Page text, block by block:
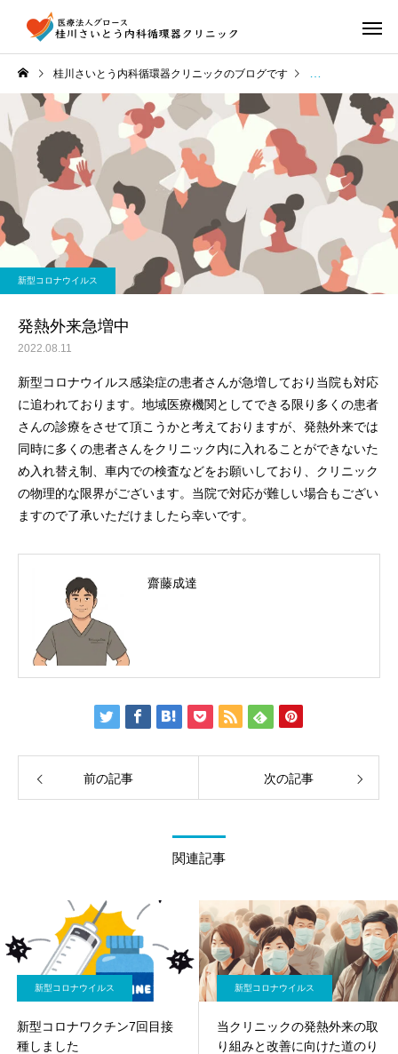
桂川さいとう内科循環器クリニックのブログです 新型コロナウイル
新型コロナウイルス
発熱外来急増中
2022.08.11
新型コロナウイルス感染症の患者さんが急増しており当院も対応
に追われております。地域医療機関としてできる限り多くの患者
さんの診療をさせて頂こうかと考えておりますが、発熱外来では
同時に多くの患者さんをクリニック内に入れることができないた
め入れ替え制、車内での検査などをお願いしており、クリニック
の物理的な限界がございます。当院で対応が難しい場合もござい
ますので了承いただけましたら幸いです。
齋藤成達
前の記事 次の記事
関連記事
新型コロナウイルス
新型コロナワクチン7回目接
種しました
新型コロナウイルス
当クリニックの発熱外来の取
り組みと改善に向けた道のり